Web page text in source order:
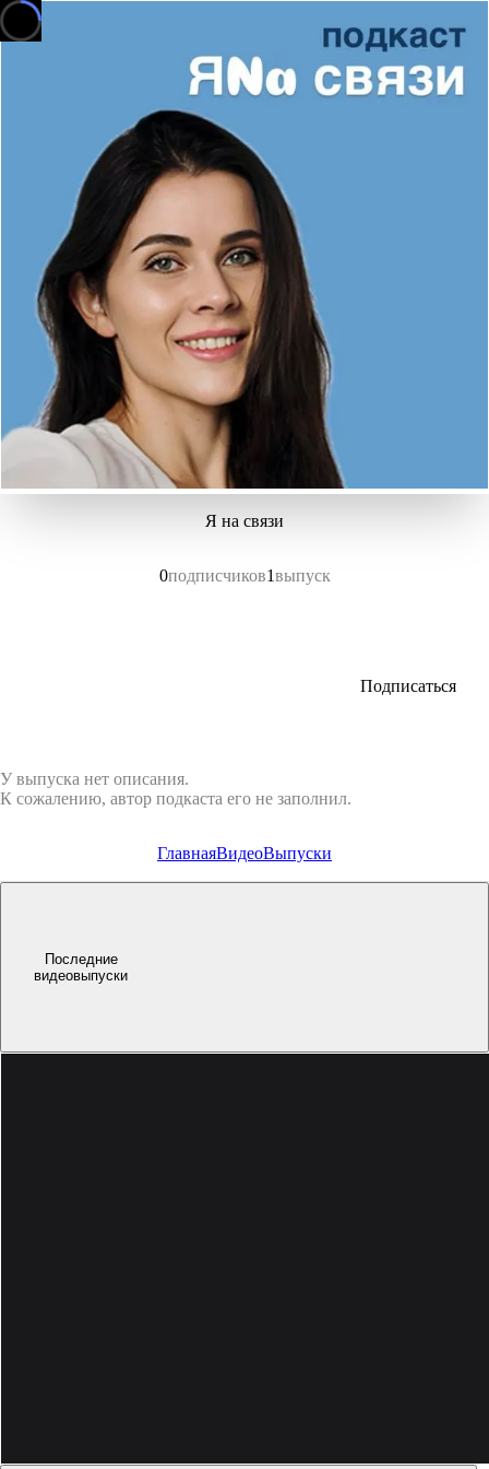
Я на связи
0подписчиков1выпуск
Подписаться
У выпуска нет описания.
К сожалению, автор подкаста его не заполнил.
ГлавнаяВидеоВыпуски
Последние
видеовыпуски